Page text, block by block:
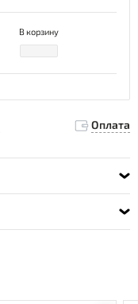
В корзину
Оплата